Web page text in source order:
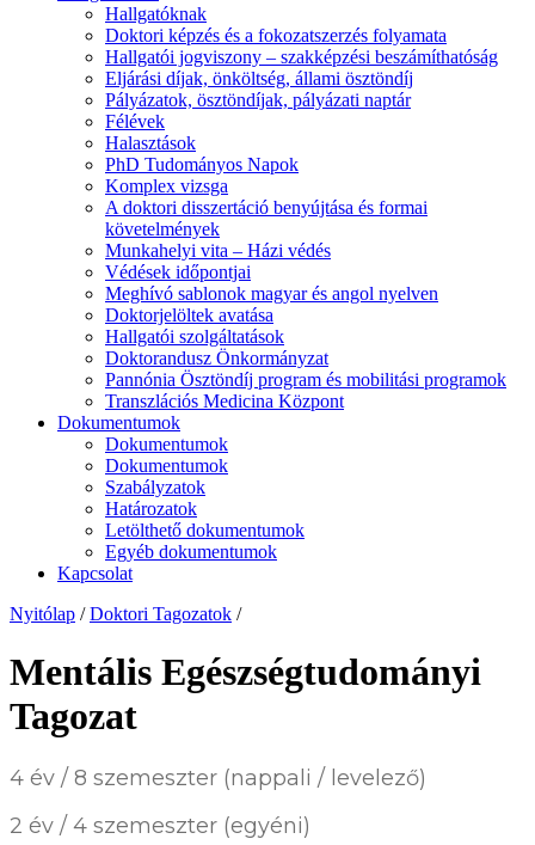
Hallgatóknak
Doktori képzés és a fokozatszerzés folyamata
Hallgatói jogviszony – szakképzési beszámíthatóság
Eljárási díjak, önköltség, állami ösztöndíj
Pályázatok, ösztöndíjak, pályázati naptár
Félévek
Halasztások
PhD Tudományos Napok
Komplex vizsga
A doktori disszertáció benyújtása és formai
követelmények
Munkahelyi vita – Házi védés
Védések időpontjai
Meghívó sablonok magyar és angol nyelven
Doktorjelöltek avatása
Hallgatói szolgáltatások
Doktorandusz Önkormányzat
Pannónia Ösztöndíj program és mobilitási programok
Transzlációs Medicina Központ
Dokumentumok
Dokumentumok
Dokumentumok
Szabályzatok
Határozatok
Letölthető dokumentumok
Egyéb dokumentumok
Kapcsolat
Nyitólap / Doktori Tagozatok /
Mentális Egészségtudományi
Tagozat
4 év / 8 szemeszter (nappali / levelező)
2 év / 4 szemeszter (egyéni)